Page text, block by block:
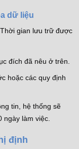
dữ liệu
gian lưu trữ được
đích đã nêu ở trên.
hoặc các quy định
tin, hệ thống sẽ
ngày làm việc.
định